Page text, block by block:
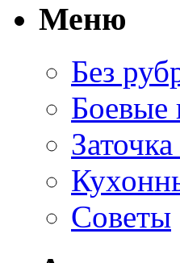
Меню
Без
Боевые
Советы